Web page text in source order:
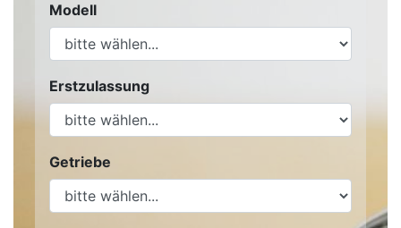
Modell
Erstzulassung
Getriebe